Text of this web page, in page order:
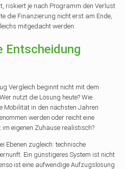
riskiert je nach Programm den Verlust
die Finanzierung nicht erst am Ende,
mitgedacht werden.
Entscheidung
Vergleich beginnt nicht mit dem
nutzt die Lösung heute? Wie
Mobilität in den nächsten Jahren
werden oder reicht eine
eigenen Zuhause realistisch?
Ebenen zugleich: technische
Ein günstigeres System ist nicht
ist eine aufwendige Aufzugslösung